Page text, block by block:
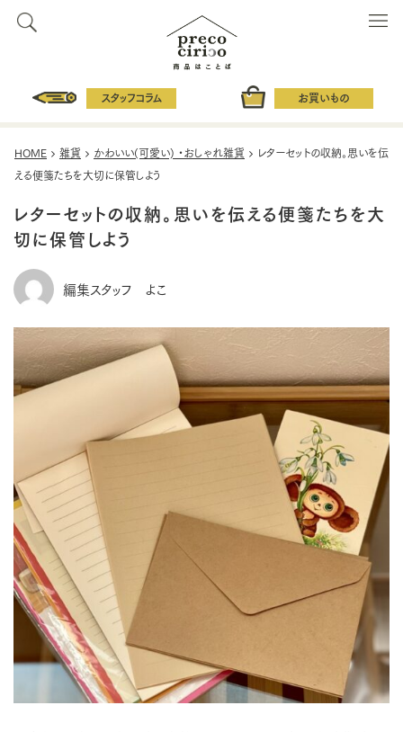
スタッフコラム お買いもの
HOME 雑貨 かわいい(可愛い) ・おしゃれ雑貨
レターセットの収納。思いを伝
える便箋たちを大切に保管しよう
レターセットの収納。思いを伝える便箋たちを大
切に保管しよう
編集スタッフ よこ